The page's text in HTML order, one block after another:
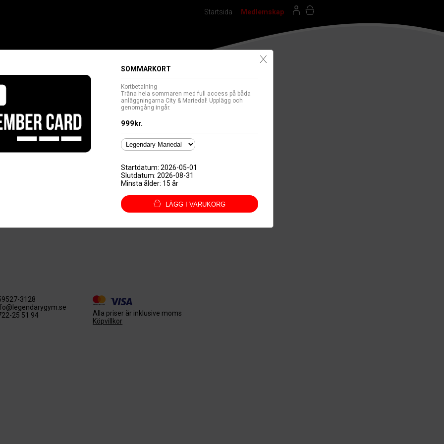
Medlemskap
Startsida
X
SOMMARKORT
Kortbetalning
Träna hela sommaren med full access på båda
anläggningarna City & Mariedal! Upplägg och
genomgång ingår.
999kr.
Startdatum: 2026-05-01
Slutdatum: 2026-08-31
Minsta ålder: 15 år
LÄGG I VARUKORG
3128
25 51 94
Alla priser är inklusive moms
Köpvillkor